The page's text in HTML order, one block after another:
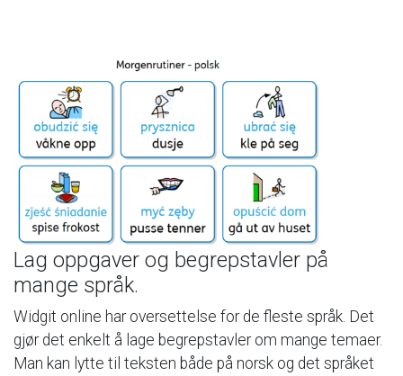
Lag oppgaver og begrepstavler på
mange språk.
Widgit online har oversettelse for de fleste språk. Det
gjør det enkelt å lage begrepstavler om mange temaer.
Man kan lytte til teksten både på norsk og det språket